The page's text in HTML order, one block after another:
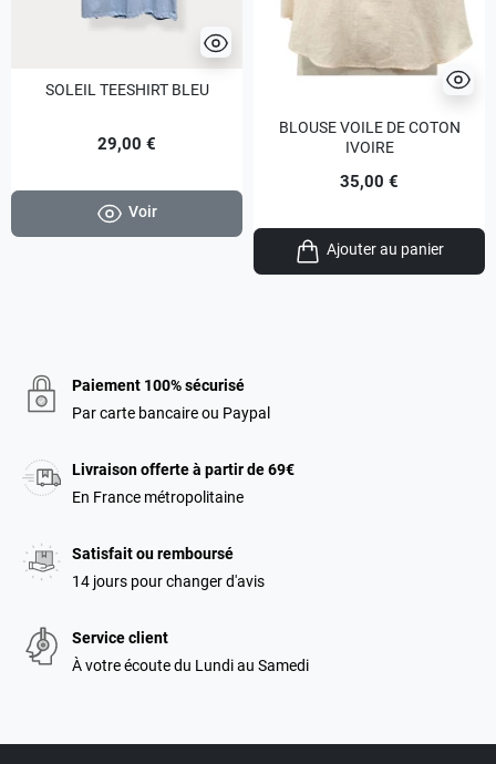
SOLEIL TEESHIRT BLEU
29,00 €
Voir
BLOUSE VOILE DE COTON
IVOIRE
35,00 €
Ajouter au panier
Paiement 100% sécurisé
Par carte bancaire ou Paypal
Livraison offerte à partir de 69€
En France métropolitaine
Satisfait ou remboursé
14 jours pour changer d'avis
Service client
À votre écoute du Lundi au Samedi